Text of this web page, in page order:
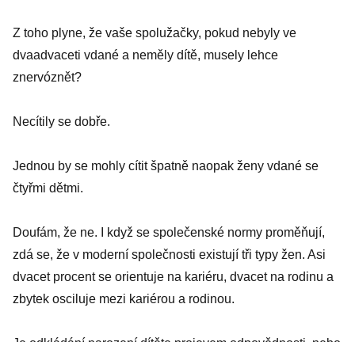
Z toho plyne, že vaše spolužačky, pokud nebyly ve
dvaadvaceti vdané a neměly dítě, musely lehce
znervóznět?
Necítily se dobře.
Jednou by se mohly cítit špatně naopak ženy vdané se
čtyřmi dětmi.
Doufám, že ne. I když se společenské normy proměňují,
zdá se, že v moderní společnosti existují tři typy žen. Asi
dvacet procent se orientuje na kariéru, dvacet na rodinu a
zbytek osciluje mezi kariérou a rodinou.